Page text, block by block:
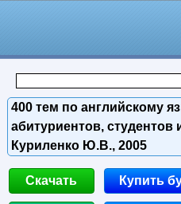
400 тем по английскому
абитуриентов, студентов
Куриленко Ю.В., 2005
Скачать Купить